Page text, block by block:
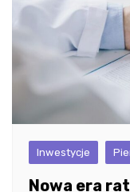
Inwestycje
Nowa era